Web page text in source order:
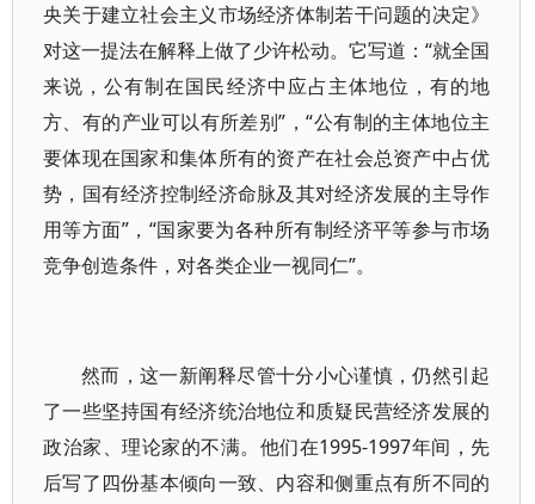
央关于建立社会主义市场经济体制若干问题的决定》
对这一提法在解释上做了少许松动。它写道：“就全国
来说，公有制在国民经济中应占主体地位，有的地
方、有的产业可以有所差别”，“公有制的主体地位主
要体现在国家和集体所有的资产在社会总资产中占优
势，国有经济控制经济命脉及其对经济发展的主导作
用等方面”，“国家要为各种所有制经济平等参与市场
竞争创造条件，对各类企业一视同仁”。
然而，这一新阐释尽管十分小心谨慎，仍然引起
了一些坚持国有经济统治地位和质疑民营经济发展的
政治家、理论家的不满。他们在1995-1997年间，先
后写了四份基本倾向一致、内容和侧重点有所不同的